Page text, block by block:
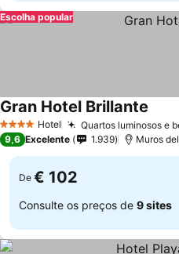
Escolha popular
4 EstrelasHotel Quartos luminosos e
Gran Hotel Brillante
9,6 Excelente 1.939 Muros
De € 102
Consulte os preços de 9 sites